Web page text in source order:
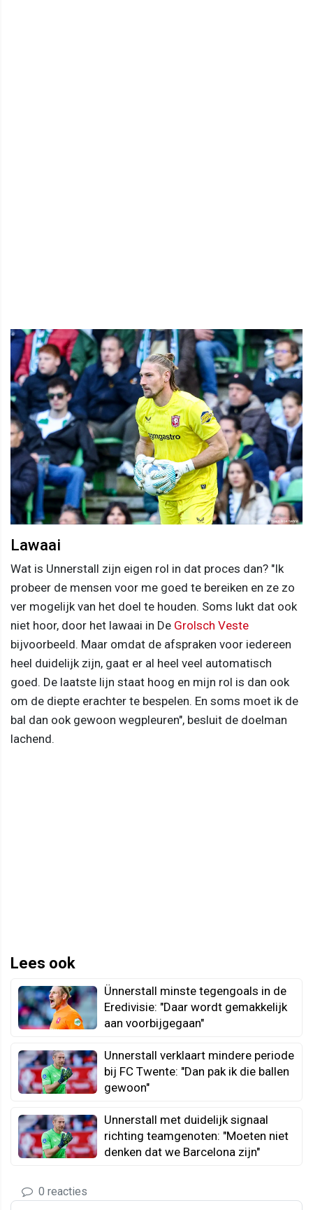
Lawaai
Wat is Unnerstall zijn eigen rol in dat proces dan? "Ik
probeer de mensen voor me goed te bereiken en ze zo
ver mogelijk van het doel te houden. Soms lukt dat ook
niet hoor, door het lawaai in De Grolsch Veste
bijvoorbeeld. Maar omdat de afspraken voor iedereen
heel duidelijk zijn, gaat er al heel veel automatisch
goed. De laatste lijn staat hoog en mijn rol is dan ook
om de diepte erachter te bespelen. En soms moet ik de
bal dan ook gewoon wegpleuren", besluit de doelman
lachend.
Lees ook
Ünnerstall minste tegengoals in de
Eredivisie: "Daar wordt gemakkelijk
aan voorbijgegaan"
Unnerstall verklaart mindere periode
bij FC Twente: "Dan pak ik die ballen
gewoon"
Unnerstall met duidelijk signaal
richting teamgenoten: "Moeten niet
denken dat we Barcelona zijn"
0 reacties